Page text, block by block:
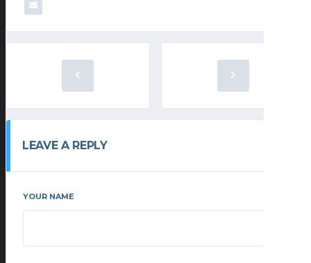
LEAVE A REPLY
YOUR NAME